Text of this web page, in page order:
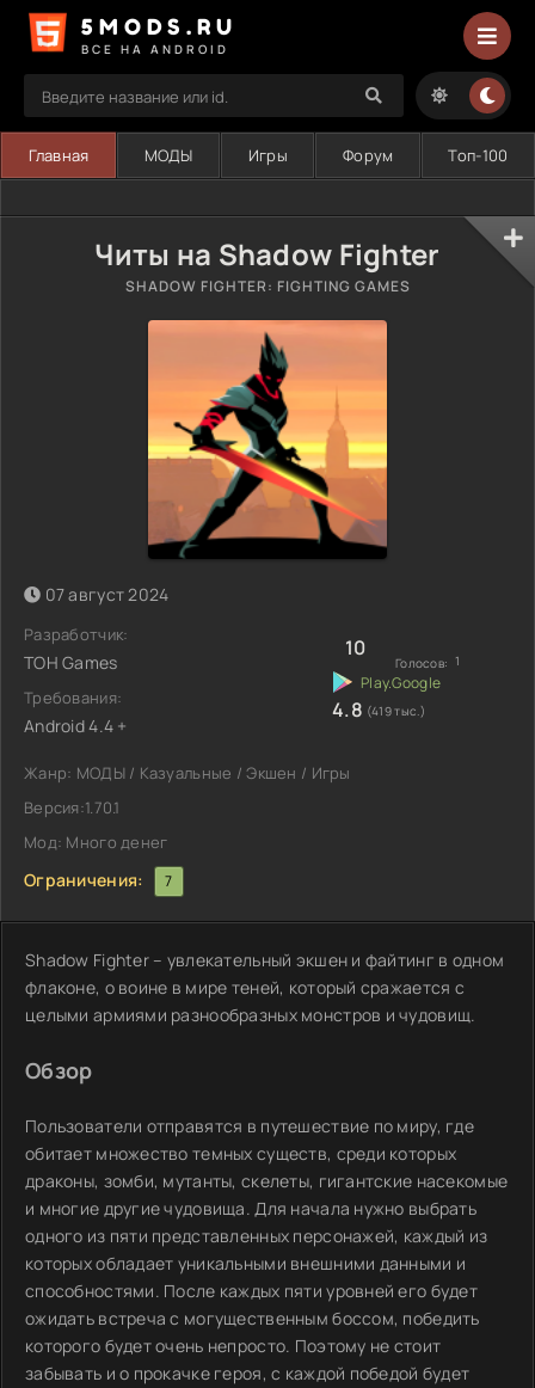
5MODS.RU
ВСЕ НА ANDROID
Главная МОДЫ Игры Форум Топ-100
Читы на Shadow Fighter
SHADOW FIGHTER: FIGHTING GAMES
07 август 2024
Разработчик:
TOH Games
Требования:
Android 4.4 +
10
Голосов: 1
4.8 (419 тыс.)
Жанр: МОДЫ / Казуальные / Экшен / Игры
Версия:1.70.1
Мод: Много денег
Ограничения: 7
Shadow Fighter – увлекательный экшен и файтинг в одном
флаконе, о воине в мире теней, который сражается с
целыми армиями разнообразных монстров и чудовищ.
Обзор
Пользователи отправятся в путешествие по миру, где
обитает множество темных существ, среди которых
драконы, зомби, мутанты, скелеты, гигантские насекомые
и многие другие чудовища. Для начала нужно выбрать
одного из пяти представленных персонажей, каждый из
которых обладает уникальными внешними данными и
способностями. После каждых пяти уровней его будет
ожидать встреча с могущественным боссом, победить
которого будет очень непросто. Поэтому не стоит
забывать и о прокачке героя, с каждой победой будет